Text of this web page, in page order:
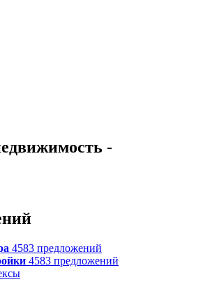
-
4583 предложений
4583 предложений